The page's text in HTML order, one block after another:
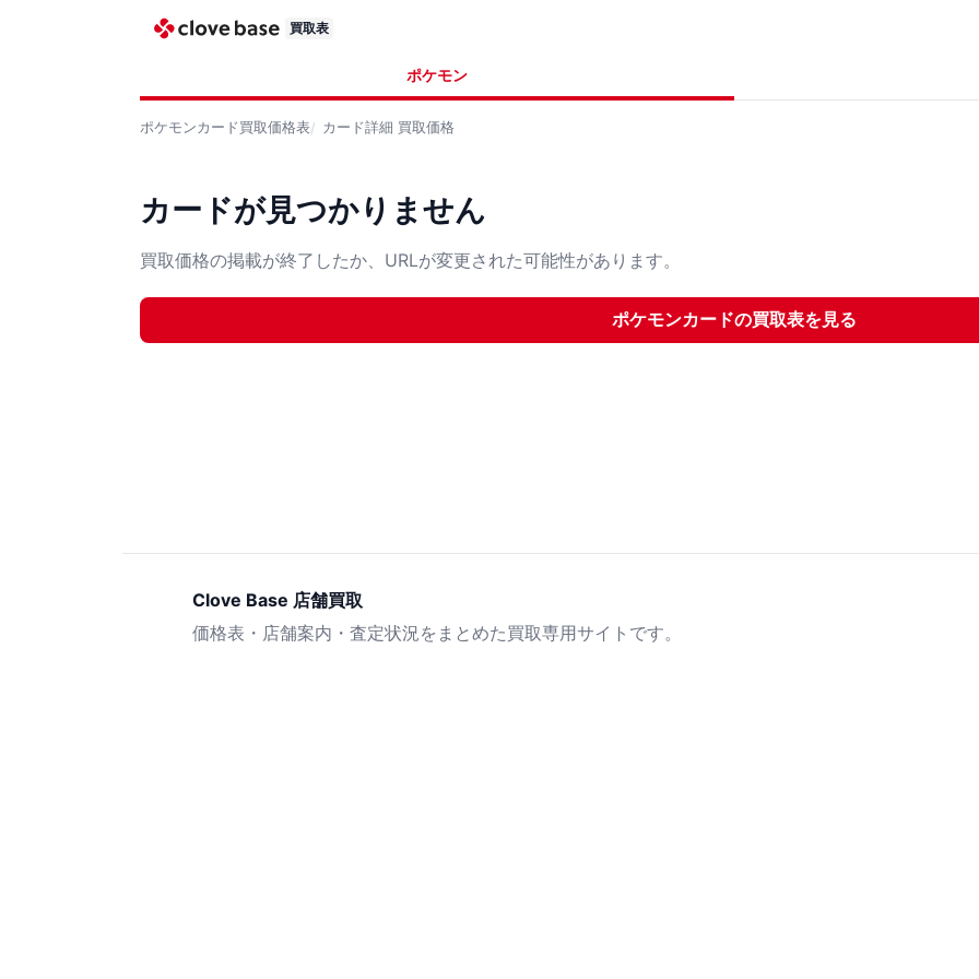
買取表
ポケモン
ポケモンカード買取価格表 カード詳細 買取価格
カードが見つかりません
買取価格の掲載が終了したか、URLが変更された可能性があります。
ポケモンカードの買取表を見る
Clove Base 店舗買取
価格表・店舗案内・査定状況をまとめた買取専用サイトです。